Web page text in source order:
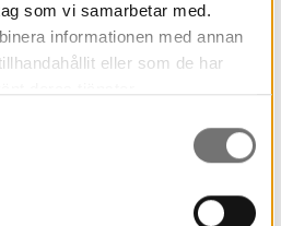
som vi samarbetar med.
informationen med annan
eller som de har